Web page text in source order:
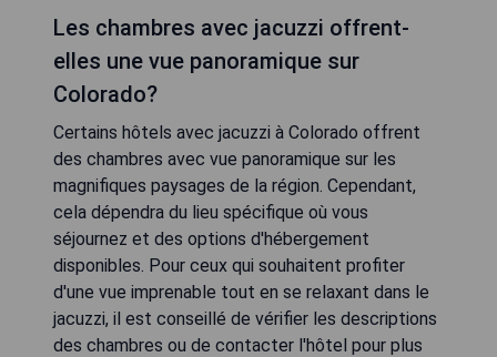
Les chambres avec jacuzzi offrent-
elles une vue panoramique sur
Colorado?
Certains hôtels avec jacuzzi à Colorado offrent
des chambres avec vue panoramique sur les
magnifiques paysages de la région. Cependant,
cela dépendra du lieu spécifique où vous
séjournez et des options d'hébergement
disponibles. Pour ceux qui souhaitent profiter
d'une vue imprenable tout en se relaxant dans le
jacuzzi, il est conseillé de vérifier les descriptions
des chambres ou de contacter l'hôtel pour plus